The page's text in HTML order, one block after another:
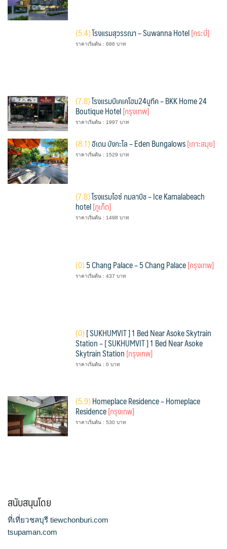
(5.4)โรงแรมสุวรรณา – Suwanna Hotel[กระบี่]
ราคาเริ่มต้น : 686 บาท
(7.8)โรงแรมบีเคเคโฮม24บูทีค – BKK Home 24
Boutique Hotel[กรุงเทพ]
ราคาเริ่มต้น : 1997 บาท
(8.1)อีเดน บังกะโล – Eden Bungalows[เกาะสมุย]
ราคาเริ่มต้น : 1529 บาท
(7.8)โรงแรมไอซ์ กมลาบีช – Ice Kamalabeach
hotel[ภูเก็ต]
ราคาเริ่มต้น : 1498 บาท
(0)5 Chang Palace – 5 Chang Palace[กรุงเทพ]
ราคาเริ่มต้น : 437 บาท
(0)[ SUKHUMVIT ] 1 Bed Near Asoke Skytrain
Station – [ SUKHUMVIT ] 1 Bed Near Asoke
Skytrain Station[กรุงเทพ]
ราคาเริ่มต้น : 0 บาท
(5.9)Homeplace Residence – Homeplace
Residence[กรุงเทพ]
ราคาเริ่มต้น : 530 บาท
สนับสนุนโดย
ที่เที่ยวชลบุรี tiewchonburi.com
tsupaman.com